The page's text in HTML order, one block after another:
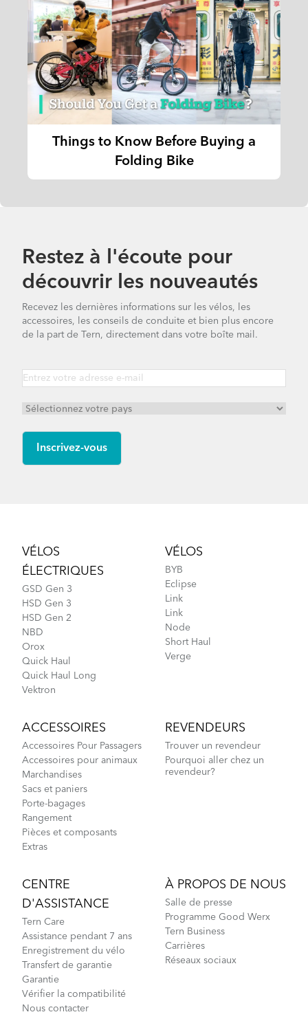
Things to Know Before Buying a
Folding Bike
Restez à l'écoute pour
découvrir les nouveautés
Recevez les dernières informations sur les vélos, les
accessoires, les conseils de conduite et bien plus encore
de la part de Tern, directement dans votre boîte mail.
VÉLOS
ÉLECTRIQUES
GSD Gen 3
HSD Gen 3
HSD Gen 2
NBD
Orox
Quick Haul
Quick Haul Long
Vektron
VÉLOS
BYB
Eclipse
Link
Link
Node
Short Haul
Verge
ACCESSOIRES
Accessoires Pour Passagers
Accessoires pour animaux
Marchandises
Sacs et paniers
Porte-bagages
Rangement
Pièces et composants
Extras
REVENDEURS
Trouver un revendeur
Pourquoi aller chez un
revendeur?
CENTRE
D'ASSISTANCE
Tern Care
Assistance pendant 7 ans
Enregistrement du vélo
Transfert de garantie
Garantie
Vérifier la compatibilité
Nous contacter
À PROPOS DE NOUS
Salle de presse
Programme Good Werx
Tern Business
Carrières
Réseaux sociaux